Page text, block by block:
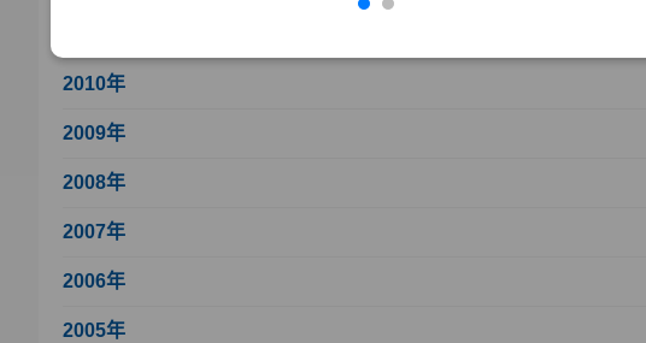
2010年
2009年
2008年
2007年
2006年
2005年